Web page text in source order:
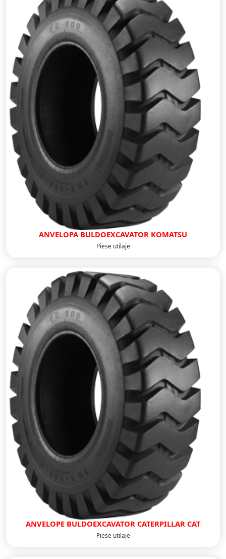
ANVELOPA BULDOEXCAVATOR KOMATSU
Piese utilaje
ANVELOPE BULDOEXCAVATOR CATERPILLAR CAT
Piese utilaje